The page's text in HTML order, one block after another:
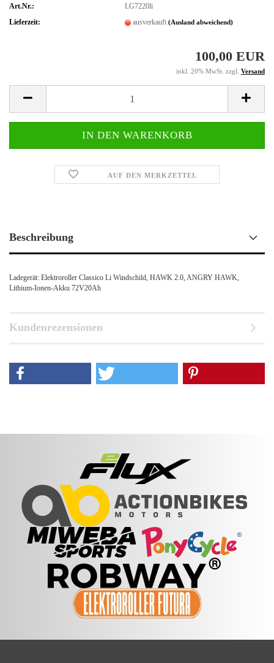
Art.Nr.:
LG7220li
Lieferzeit:
ausverkauft(Ausland abweichend)
100,00 EUR
inkl. 20% MwSt. zzgl. Versand
AUF DEN MERKZETTEL
Beschreibung
Ladegerät: Elektroroller Classico Li Windschild, HAWK 2.0, ANGRY HAWK,
Lithium-Ionen-Akku 72V20Ah
Kundenrezensionen